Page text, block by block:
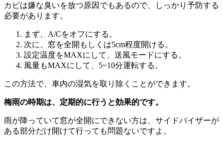
カビは嫌な臭いを放つ原因でもあるので、しっかり予防する
必要があります。
まず、A/Cをオフにする。
次に、窓を全開もしくは5cm程度開ける。
設定温度をMAXにして、送風モードにする。
風量もMAXにして、5~10分運転する。
この方法で、車内の湿気を取り除くことができます。
梅雨の時期は、定期的に行うと効果的です。
雨が降っていて窓が全開にできない方は、サイドバイザーが
ある部分だけ開けて行っても問題ないですよ。